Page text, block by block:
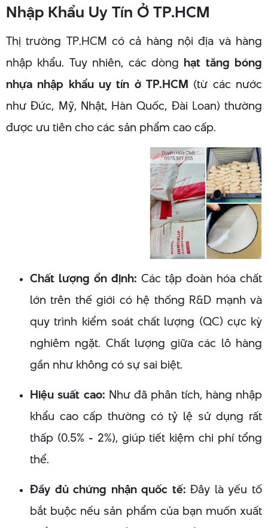
Nhập Khẩu Uy Tín Ở TP.HCM
Thị trường TP.HCM có cả hàng nội địa và hàng
nhập khẩu. Tuy nhiên, các dòng hạt tăng bóng
nhựa nhập khẩu uy tín ở TP.HCM (từ các nước
như Đức, Mỹ, Nhật, Hàn Quốc, Đài Loan) thường
được ưu tiên cho các sản phẩm cao cấp.
Chất lượng ổn định: Các tập đoàn hóa chất
lớn trên thế giới có hệ thống R&D mạnh và
quy trình kiểm soát chất lượng (QC) cực kỳ
nghiêm ngặt. Chất lượng giữa các lô hàng
gần như không có sự sai biệt.
Hiệu suất cao: Như đã phân tích, hàng nhập
khẩu cao cấp thường có tỷ lệ sử dụng rất
thấp (0.5% - 2%), giúp tiết kiệm chi phí tổng
thể.
Đầy đủ chứng nhận quốc tế: Đây là yếu tố
bắt buộc nếu sản phẩm của bạn muốn xuất